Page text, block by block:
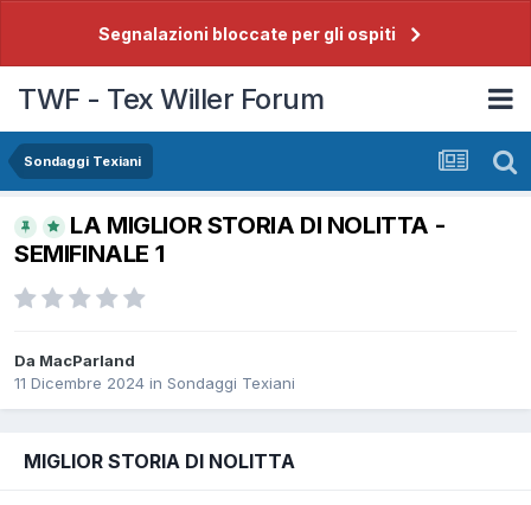
Segnalazioni bloccate per gli ospiti
TWF - Tex Willer Forum
Sondaggi Texiani
LA MIGLIOR STORIA DI NOLITTA -
SEMIFINALE 1
Da MacParland
11 Dicembre 2024 in Sondaggi Texiani
MIGLIOR STORIA DI NOLITTA